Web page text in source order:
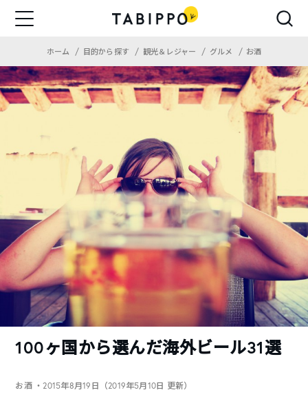
ホーム 目的から探す 観光＆レジャー グルメ お酒
100ヶ国から選んだ海外ビール31選
お酒 ・2015年8月19日（2019年5月10日 更新）